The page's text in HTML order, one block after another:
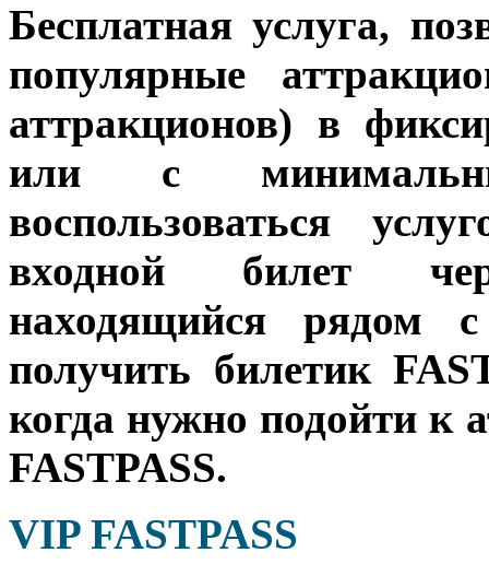
Бесплатная услуга,
популярные
аттракционов) в
или с
воспользоваться
входной билет
находящийся рядом
получить билетик
когда нужно подойти к
FASTPASS.
VIP FASTPASS